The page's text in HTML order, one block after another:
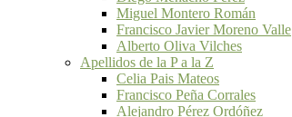
Miguel Montero Román
Francisco Javier Moreno Valle
Alberto Oliva Vilches
Apellidos de la P a la Z
Celia Pais Mateos
Francisco Peña Corrales
Alejandro Pérez Ordóñez